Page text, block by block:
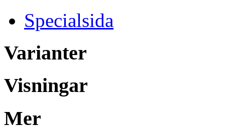
Specialsida
Varianter
Visningar
Mer